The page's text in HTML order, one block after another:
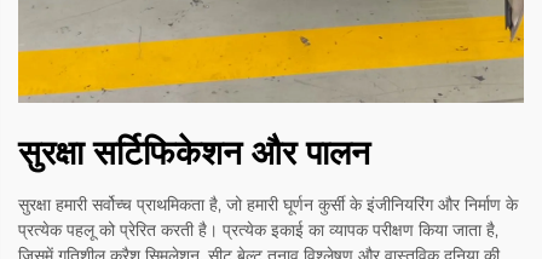
सुरक्षा सर्टिफिकेशन और पालन
सुरक्षा हमारी सर्वोच्च प्राथमिकता है, जो हमारी घूर्णन कुर्सी के इंजीनियरिंग और निर्माण के
प्रत्येक पहलू को प्रेरित करती है। प्रत्येक इकाई का व्यापक परीक्षण किया जाता है,